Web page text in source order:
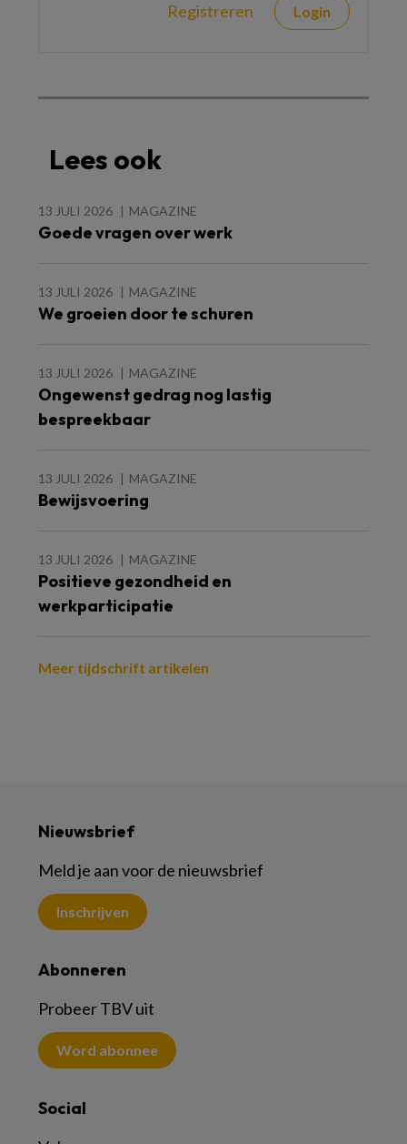
Registreren Login
Lees ook
13 JULI 2026 MAGAZINE
Goede vragen over werk
13 JULI 2026 MAGAZINE
We groeien door te schuren
13 JULI 2026 MAGAZINE
Ongewenst gedrag nog lastig
bespreekbaar
13 JULI 2026 MAGAZINE
Bewijsvoering
13 JULI 2026 MAGAZINE
Positieve gezondheid en
werkparticipatie
Meer tijdschrift artikelen
Nieuwsbrief
Meld je aan voor de nieuwsbrief
Inschrijven
Abonneren
Probeer TBV uit
Word abonnee
Social